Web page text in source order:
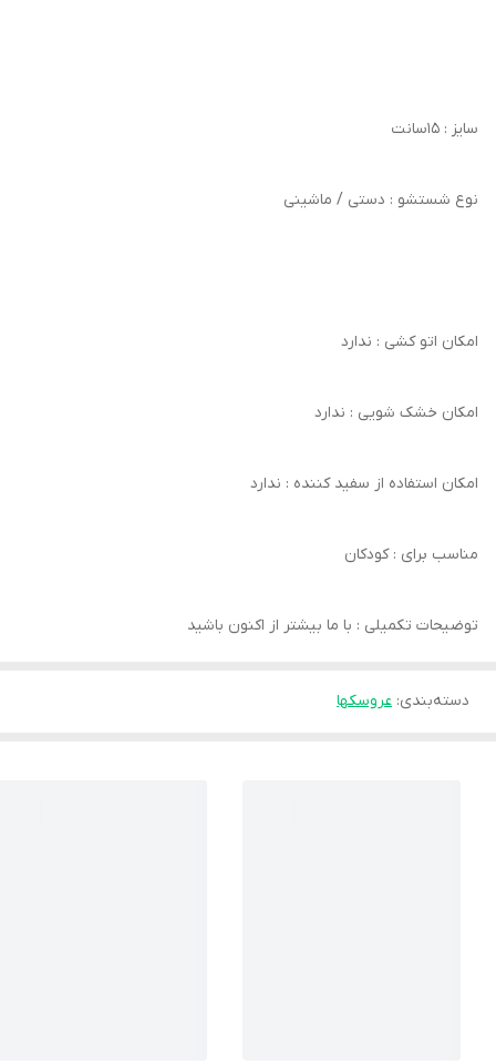
سایز : 15سانت
نوع شستشو : دستی / ماشینی
امکان اتو کشی : ندارد
امکان خشک‌ شویی : ندارد
امکان استفاده از سفید کننده : ندارد
مناسب برای : کودکان
توضیحات تکمیلی : با ما بیشتر از اکنون باشید
دسته‌بندی: عروسکها